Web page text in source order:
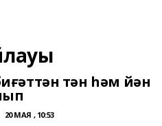
тән һәм йән
20 МАЯ , 10:53